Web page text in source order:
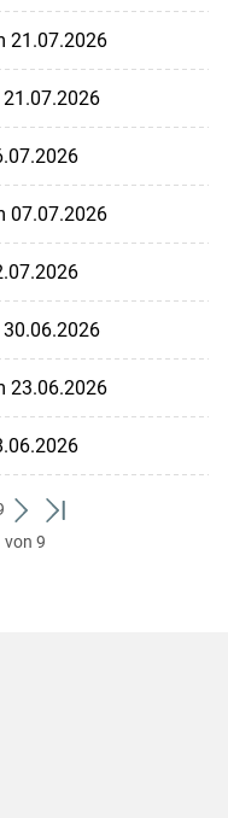
21.07.2026
07.07.2026
23.06.2026
weiter
zum
zum
von 9